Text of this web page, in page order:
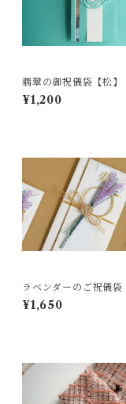
翡翠の御祝儀袋【松】
¥1,200
ラベンダーのご祝儀袋
¥1,650